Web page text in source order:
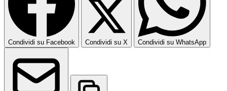
Condividi su Facebook Condividi su X Condividi su WhatsApp